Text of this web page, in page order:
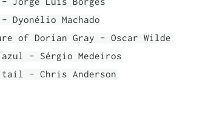
Dyonélio Machado
of Dorian Gray - Oscar Wilde
azul - Sérgio Medeiros
tail - Chris Anderson